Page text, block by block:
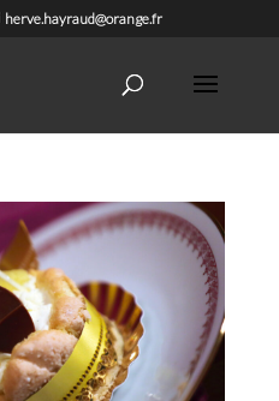
herve.hayraud@orange.fr